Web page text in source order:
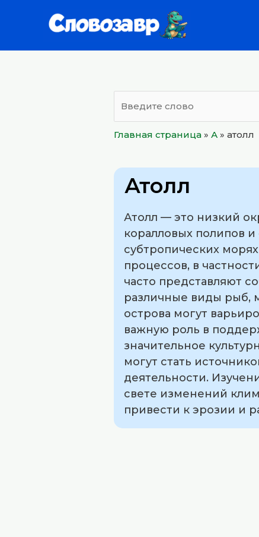
Главная страница » А » атолл
Атолл
Атолл — это низкий
коралловых полипов и
субтропических
процессов, в
часто представляют
различные виды рыб,
острова могут
важную роль в
значительное
могут стать
деятельности.
свете изменений
привести к эрозии и